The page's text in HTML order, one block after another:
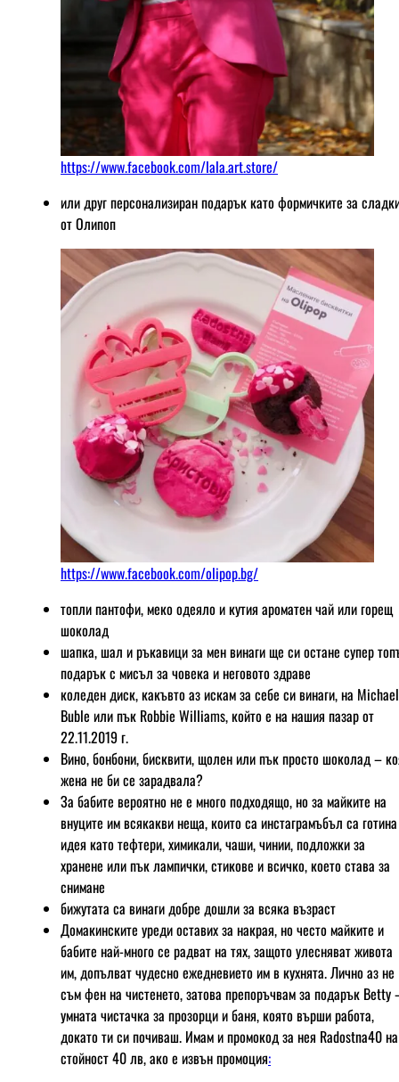
https://www.facebook.com/lala.art.store/
или друг персонализиран подарък като формичките за
от Олипоп
https://www.facebook.com/olipop.bg/
топли пантофи, меко одеяло и кутия ароматен чай или горещ
шоколад
шапка, шал и ръкавици за мен винаги ще си остане супер
подарък с мисъл за човека и неговото здраве
коледен диск, какъвто аз искам за себе си винаги, на Michael
Buble или пък Robbie Williams, който е на нашия пазар от
22.11.2019 г.
Вино, бонбони, бисквити, щолен или пък просто шоколад –
жена не би се зарадвала?
За бабите вероятно не е много подходящо, но за майките на
внуците им всякакви неща, които са инстаграмъбъл са готина
идея като тефтери, химикали, чаши, чинии, подложки за
хранене или пък лампички, стикове и всичко, което става за
снимане
бижутата са винаги добре дошли за всяка възраст
Домакинските уреди оставих за накрая, но често майките и
бабите най-много се радват на тях, защото улесняват живота
им, допълват чудесно ежедневието им в кухнята. Лично аз не
съм фен на чистенето, затова препоръчвам за подарък Betty
умната чистачка за прозорци и баня, която върши работа,
докато ти си почиваш. Имам и промокод за нея Radostna40 на
стойност 40 лв, ако е извън промоция: